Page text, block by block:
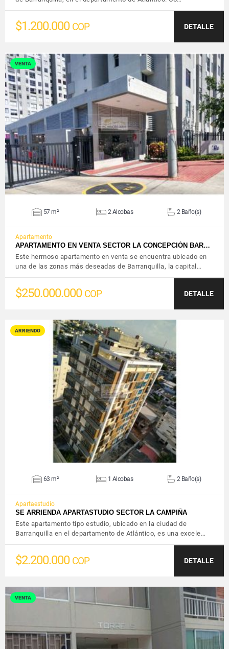
$1.200.000 COP DETALLE
VENTA
VER DETALLES
57 m² 2 Alcobas 2 Baño(s)
Apartamento
APARTAMENTO EN VENTA SECTOR LA CONCEPCIÓN BAR…
Este hermoso apartamento en venta se encuentra ubicado en
una de las zonas más deseadas de Barranquilla, la capital…
$250.000.000 COP DETALLE
ARRIENDO
VER DETALLES
63 m² 1 Alcobas 2 Baño(s)
Apartaestudio
SE ARRIENDA APARTASTUDIO SECTOR LA CAMPIÑA
Este apartamento tipo estudio, ubicado en la ciudad de
Barranquilla en el departamento de Atlántico, es una excele…
$2.200.000 COP DETALLE
VENTA